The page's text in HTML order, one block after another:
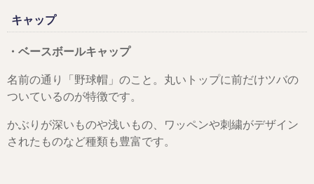
キャップ
・ベースボールキャップ
名前の通り「野球帽」のこと。丸いトップに前だけツバの
ついているのが特徴です。
かぶりが深いものや浅いもの、ワッペンや刺繍がデザイン
されたものなど種類も豊富です。